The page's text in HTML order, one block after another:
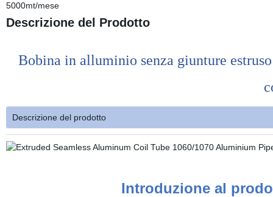
5000mt/mese
Descrizione del Prodotto
Bobina in alluminio senza giunture
Descrizione del prodotto
Introduzione al